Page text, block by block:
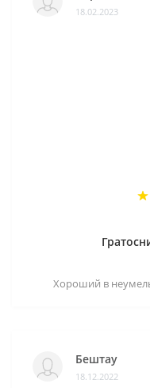
18.02.2023
Хороший в
Бештау
18.12.2022